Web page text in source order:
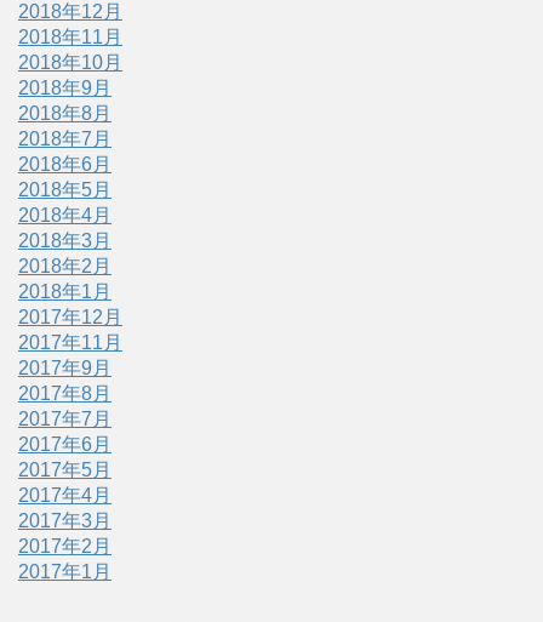
2018年12月
2018年11月
2018年10月
2018年9月
2018年8月
2018年7月
2018年6月
2018年5月
2018年4月
2018年3月
2018年2月
2018年1月
2017年12月
2017年11月
2017年9月
2017年8月
2017年7月
2017年6月
2017年5月
2017年4月
2017年3月
2017年2月
2017年1月